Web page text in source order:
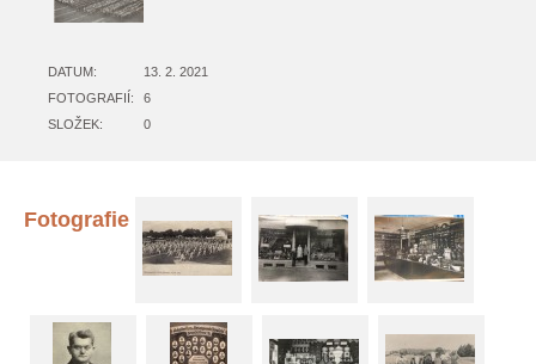
DATUM:
13. 2. 2021
FOTOGRAFIÍ:
6
SLOŽEK:
0
Fotografie